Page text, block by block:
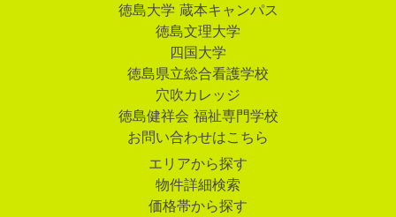
徳島大学 蔵本キャンパス
徳島文理大学
四国大学
徳島県立総合看護学校
穴吹カレッジ
徳島健祥会 福祉専門学校
お問い合わせはこちら
エリアから探す
物件詳細検索
価格帯から探す